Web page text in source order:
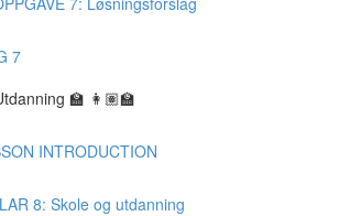
7
🏫 👩🏽‍🏫
INTRODUCTION
8: Skole og utdanning